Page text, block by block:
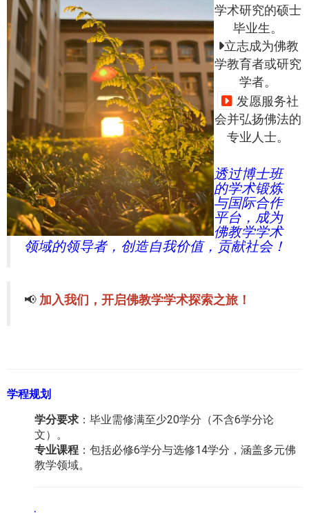
学术研究的硕士
毕业生。
立志成为佛教
学教育者或研究
学者。
发愿服务社
会并弘扬佛法的
专业人士。
透过博士班
的学术锻炼
与国际合作
平台，成为
佛教学学术
领域的领导者，创造自我价值，贡献社会！
📢 加入我们， 开启佛教学学术探索之旅！
学程规划
学分要求 ：毕业需修满至少20学分（不含6学分论
文）。
专业课程 ：包括必修6学分与选修14学分，涵盖多元佛
教学领域。